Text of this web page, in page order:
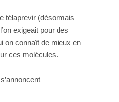
télaprevir (désormais
exigeait pour des
on connaît de mieux en
ces molécules.